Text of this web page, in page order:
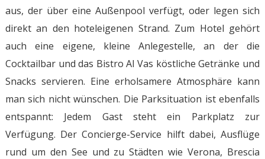
aus, der über eine Außenpool verfügt, oder legen sich
direkt an den hoteleigenen Strand. Zum Hotel gehört
auch eine eigene, kleine Anlegestelle, an der die
Cocktailbar und das Bistro Al Vas köstliche Getränke und
Snacks servieren. Eine erholsamere Atmosphäre kann
man sich nicht wünschen. Die Parksituation ist ebenfalls
entspannt: Jedem Gast steht ein Parkplatz zur
Verfügung. Der Concierge-Service hilft dabei, Ausflüge
rund um den See und zu Städten wie Verona, Brescia